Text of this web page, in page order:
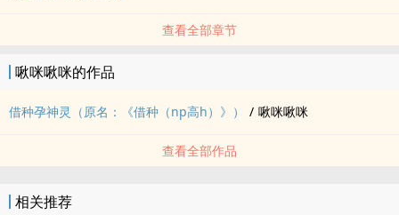
查看全部章节
啾咪啾咪的作品
借种孕神灵（原名：《借种（np‌‎‍高‎‍‌h‍‎‌）》） / 啾咪啾咪
查看全部作品
相关推荐